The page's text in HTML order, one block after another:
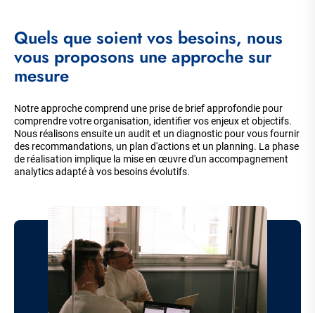
Quels que soient vos besoins, nous
vous proposons une approche sur
mesure
Notre approche comprend une prise de brief approfondie pour
comprendre votre organisation, identifier vos enjeux et objectifs.
Nous réalisons ensuite un audit et un diagnostic pour vous fournir
des recommandations, un plan d'actions et un planning. La phase
de réalisation implique la mise en œuvre d'un accompagnement
analytics adapté à vos besoins évolutifs.